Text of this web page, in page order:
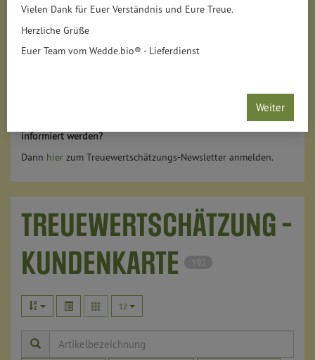
Vielen Dank für Euer Verständnis und Eure Treue.
Herzliche Grüße
Euer Team vom Wedde.bio® - Lieferdienst
Weiter
beantragen!
Newsletter anmelden!
Sie möchten über die neusten gültigen Angebote monatlich
informiert werden?
Dann hier zum Treuewertschätzungs-Newsletter anmelden.
TREUEWERTSCHÄTZUNG -
KUNDENKARTE
192
12